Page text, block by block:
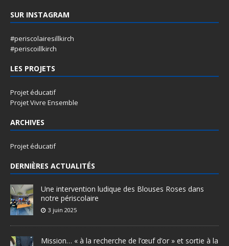
SUR INSTAGRAM
#periscolairesillkirch
#periscoillkirch
LES PROJETS
Projet éducatif
Projet Vivre Ensemble
ARCHIVES
Projet éducatif
DERNIÈRES ACTUALITÉS
Une intervention ludique des Blouses Roses dans
notre périscolaire
3 juin 2025
Mission… « à la recherche de l’œuf d’or » et sortie à la